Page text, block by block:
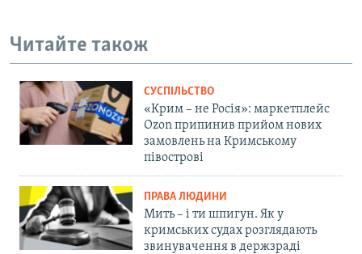
Читайте також
СУСПІЛЬСТВО
«Крим – не Росія»: маркетплейс
Ozon припинив прийом нових
замовлень на Кримському
півострові
ПРАВА ЛЮДИНИ
Мить – і ти шпигун. Як у
кримських судах розглядають
звинувачення в держзраді